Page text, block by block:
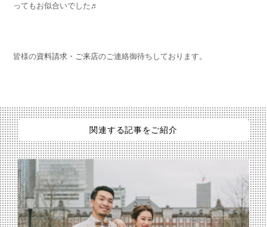
ってもお似合いでした♬
皆様の資料請求・ ご来店のご連絡御待ちしております。
関連する記事をご紹介